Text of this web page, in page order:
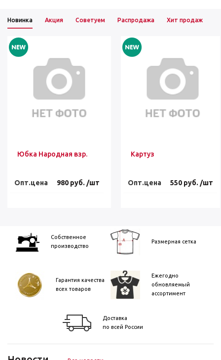
Новинка Акция Советуем Распродажа Хит продаж
Юбка Народная взр.
Опт.цена 980 руб. /шт
Картуз
Опт.цена 550 руб. /шт
Собственное
производство
Размерная сетка
Гарантия качества
всех товаров
Ежегодно
обновляемый
ассортимент
Доставка
по всей России